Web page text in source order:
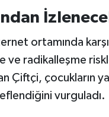
ortamında
radikalleşme
Çiftçi, çocukların
vurguladı.